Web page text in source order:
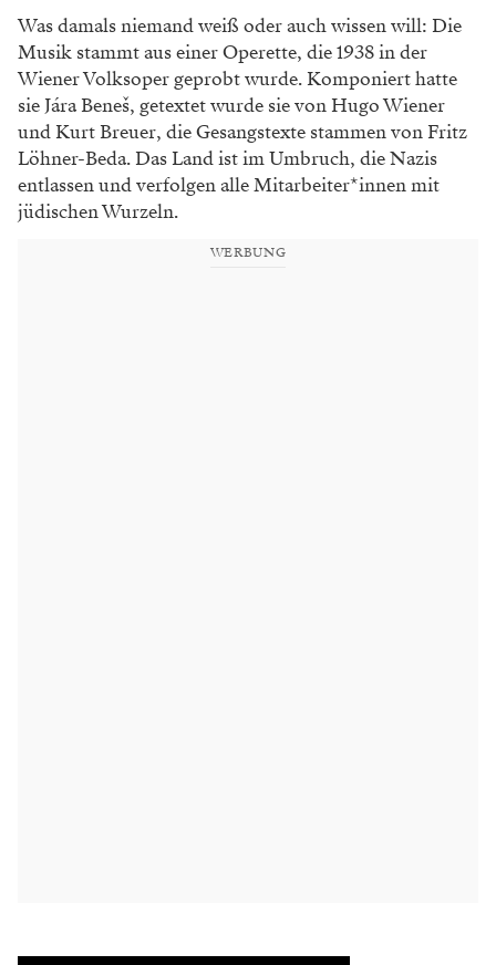
Was damals niemand weiß oder auch wissen will: Die
Musik stammt aus einer Operette, die 1938 in der
Wiener Volksoper geprobt wurde. Komponiert hatte
sie Jára Beneš, getextet wurde sie von Hugo Wiener
und Kurt Breuer, die Gesangstexte stammen von Fritz
Löhner-Beda. Das Land ist im Umbruch, die Nazis
entlassen und verfolgen alle Mitarbeiter*innen mit
jüdischen Wurzeln.
WERBUNG